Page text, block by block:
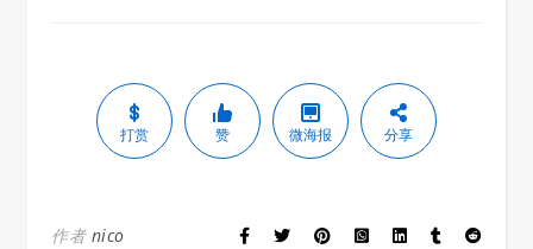
打赏 赞 微海报 分享
作者 nico